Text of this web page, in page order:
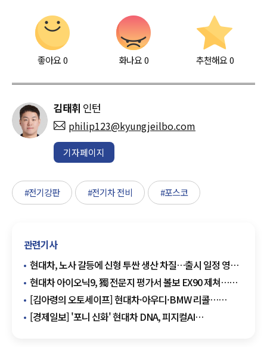
좋아요0 화나요0 추천해요 0
김태휘 인턴
philip123@kyungjeilbo.com
기자페이지
#전기강판 #전기차 전비 #포스코
관련기사
현대차, 노사 갈등에 신형 투싼 생산 차질…출시 일정 영향
가능성↑
현대차 아이오닉9, 獨 전문지 평가서 볼보 EX90 제쳐…
차체·파워트레인 우위
[김아령의 오토세이프] 현대차·아우디·BMW 리콜…
전방카메라·안전벨트·배선 결함
[경제일보] '포니 신화' 현대차 DNA, 피지컬AI